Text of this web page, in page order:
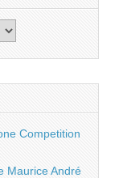
Competition
Maurice André